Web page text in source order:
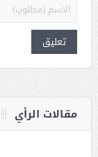
مقالات الرأي